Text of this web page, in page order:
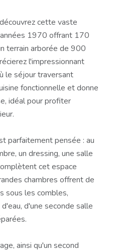
cette vaste
1970 offrant 170
terrain arborée de 900
l'impressionnant
le séjour traversant
fonctionnelle et donne
idéal pour profiter
parfaitement pensée : au
un dressing, une salle
cet espace
chambres offrent de
sous les combles,
d'une seconde salle
ainsi qu'un second